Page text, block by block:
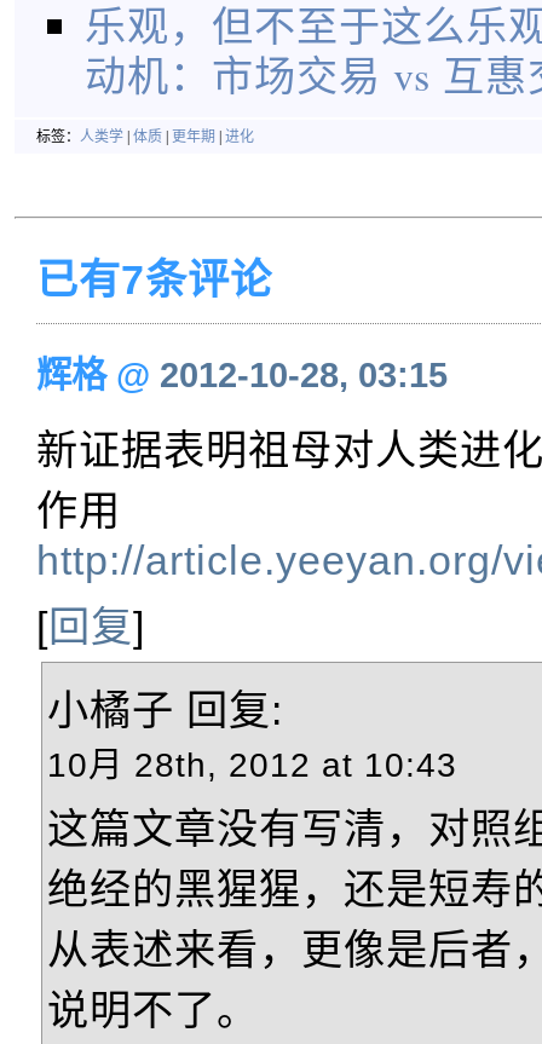
乐观，但不至于这么乐
动机：市场交易 vs 互惠
标签： 人类学 体质 更年期 进化
已有7条评论
辉格@ 2012-10-28, 03:15
新证据表明祖母对人类进
作用
http://article.yeeyan.org/
[回复]
小橘子 回复:
10月 28th, 2012 at 10:43
这篇文章没有写清，对照
绝经的黑猩猩，还是短寿
从表述来看，更像是后者
说明不了。